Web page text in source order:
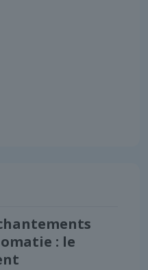
: le